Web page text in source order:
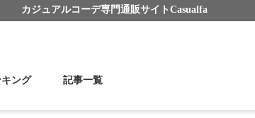
カジュアルコーデ専門通販サイト Casualfa
ング 記事一覧